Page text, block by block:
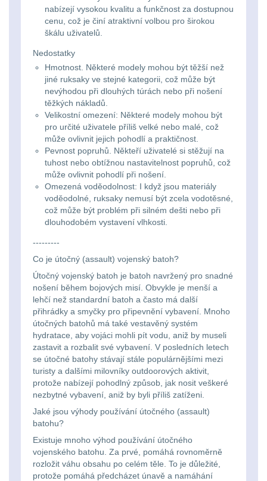
Lovecké
svítilny
Nabíjacie
baterky
Svietidlá
magnetom
Svietidlá
CRI≥90
značkovače
Držiaky
príslušenstvo
Nabíjačky
akumulátorů
Náhradné
diely
Přepravne tašky na
zbraně39
Hydratační vaky10
Pouzdra a Kapsy614
Organizéry109
Na opasek136
Na láhev43
Na zasobniky157
Na toaletní potřeby
Na lékárničku48
Na elektroniku64
Puzdrá na mapy24
Na stehno30
Na suchý zip95
Na svítilny2
Cestovné púzdra 26
nabízejí vysokou kvalitu a funkčnost za dostupnou
cenu, což je činí atraktivní volbou pro širokou
škálu uživatelů.
Nedostatky
Hmotnost. Některé modely mohou být těžší než
jiné ruksaky ve stejné kategorii, což může být
nevýhodou při dlouhých túrách nebo při nošení
těžkých nákladů.
Velikostní omezení: Některé modely mohou být
pro určité uživatele příliš velké nebo malé, což
může ovlivnit jejich pohodlí a praktičnost.
Pevnost popruhů. Někteří uživatelé si stěžují na
tuhost nebo obtížnou nastavitelnost popruhů, což
může ovlivnit pohodlí při nošení.
Omezená voděodolnost: I když jsou materiály
voděodolné, ruksaky nemusí být zcela vodotěsné,
což může být problém při silném dešti nebo při
dlouhodobém vystavení vlhkosti.
---------
Co je útočný (assault) vojenský batoh?
Útočný vojenský batoh je batoh navržený pro snadné
nošení během bojových misí. Obvykle je menší a
lehčí než standardní batoh a často má další
přihrádky a smyčky pro připevnění vybavení. Mnoho
útočných batohů má také vestavěný systém
hydratace, aby vojáci mohli pít vodu, aniž by museli
zastavit a rozbalit své vybavení. V posledních letech
se útočné batohy stávají stále populárnějšími mezi
turisty a dalšími milovníky outdoorových aktivit,
protože nabízejí pohodlný způsob, jak nosit veškeré
nezbytné vybavení, aniž by byli příliš zatíženi.
Jaké jsou výhody používání útočného (assault)
batohu?
Existuje mnoho výhod používání útočného
vojenského batohu. Za prvé, pomáhá rovnoměrně
rozložit váhu obsahu po celém těle. To je důležité,
protože pomáhá předcházet únavě a namáhání